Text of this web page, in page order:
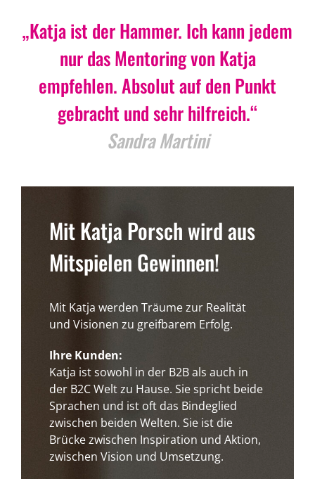
„Katja ist der Hammer. Ich kann jedem
nur das Mentoring von Katja
empfehlen. Absolut auf den Punkt
gebracht und sehr hilfreich.“
Sandra Martini
Mit Katja Porsch wird aus
Mitspielen Gewinnen!
Mit Katja werden Träume zur Realität
und Visionen zu greifbarem Erfolg.
Ihre Kunden:
Katja ist sowohl in der B2B als auch in
der B2C Welt zu Hause. Sie spricht beide
Sprachen und ist oft das Bindeglied
zwischen beiden Welten. Sie ist die
Brücke zwischen Inspiration und Aktion,
zwischen Vision und Umsetzung.